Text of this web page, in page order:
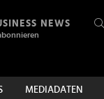
NEWS
MEDIADATEN